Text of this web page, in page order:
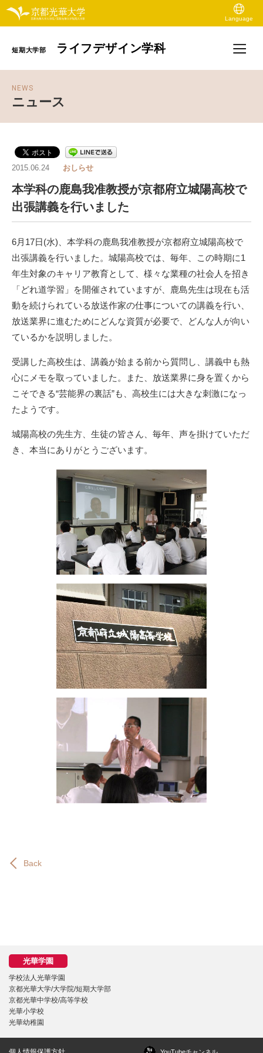
Language
短期大学部 ライフデザイン学科
NEWS
ニュース
2015.06.24 おしらせ
本学科の鹿島我准教授が京都府立城陽高校で
出張講義を行いました
6月17日(水)、本学科の鹿島我准教授が京都府立城陽高校で
出張講義を行いました。城陽高校では、毎年、この時期に1
年生対象のキャリア教育として、様々な業種の社会人を招き
「どれ道学習」を開催されていますが、鹿島先生は現在も活
動を続けられている放送作家の仕事についての講義を行い、
放送業界に進むためにどんな資質が必要で、どんな人が向い
ているかを説明しました。
受講した高校生は、講義が始まる前から質問し、講義中も熱
心にメモを取っていました。また、放送業界に身を置くから
こそできる“芸能界の裏話”も、高校生には大きな刺激になっ
たようです。
城陽高校の先生方、生徒の皆さん、毎年、声を掛けていただ
き、本当にありがとうございます。
Back
学校法人光華学園
京都光華大学/大学院/短期大学部
京都光華中学校/高等学校
光華小学校
光華幼稚園
YouTubeチャンネル